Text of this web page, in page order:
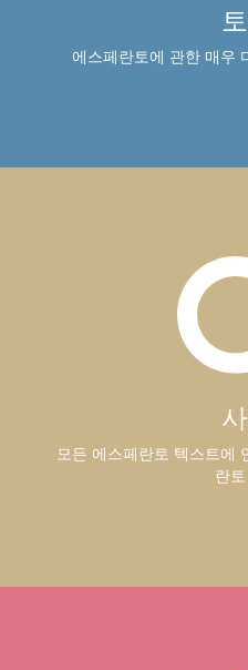
에스페란토에 관한 매우
모든 에스페란토 텍스트에
란